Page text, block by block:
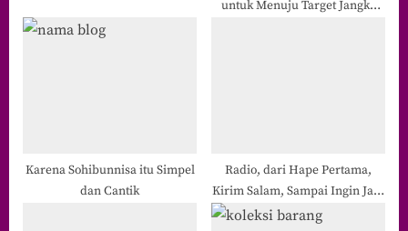
untuk Menuju Target Jangka
Karena Sohibunnisa itu Simpel
dan Cantik
Radio, dari Hape Pertama,
Kirim Salam, Sampai Ingin Jadi
Penyiar